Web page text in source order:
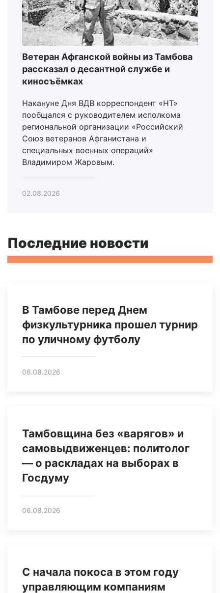
Ветеран Афганской войны из Тамбова
рассказал о десантной службе и
киносъёмках
Накануне Дня ВДВ корреспондент «НТ»
пообщался с руководителем исполкома
региональной организации «Российский
Союз ветеранов Афганистана и
специальных военных операций»
Владимиром Жаровым.
02.08.2026
Последние новости
В Тамбове перед Днем
физкультурника прошел турнир
по уличному футболу
06.08.2026
Тамбовщина без «варягов» и
самовыдвиженцев: политолог
— о раскладах на выборах в
Госдуму
06.08.2026
С начала покоса в этом году
управляющим компаниям